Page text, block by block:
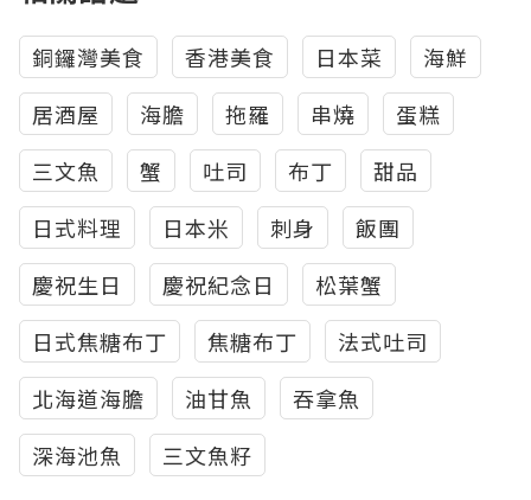
銅鑼灣美食 香港美食 日本菜
海鮮
居酒屋
海膽 拖羅 串燒
蛋糕
三文魚
蟹 吐司 布丁
甜品
日式料理
日本米 刺身
飯團
慶祝生日
慶祝紀念日
松葉蟹
日式焦糖布丁
焦糖布丁
法式吐司
北海道海膽
油甘魚
吞拿魚
深海池魚
三文魚籽